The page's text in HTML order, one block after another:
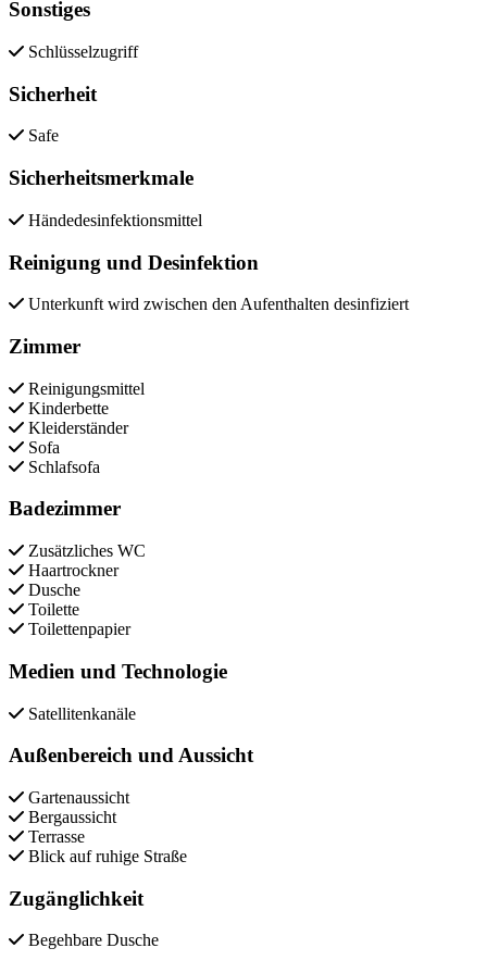
Sonstiges
Schlüsselzugriff
Sicherheit
Safe
Sicherheitsmerkmale
Händedesinfektionsmittel
Reinigung und Desinfektion
Unterkunft wird zwischen den Aufenthalten desinfiziert
Zimmer
Reinigungsmittel
Kinderbette
Kleiderständer
Sofa
Schlafsofa
Badezimmer
Zusätzliches WC
Haartrockner
Dusche
Toilette
Toilettenpapier
Medien und Technologie
Satellitenkanäle
Außenbereich und Aussicht
Gartenaussicht
Bergaussicht
Terrasse
Blick auf ruhige Straße
Zugänglichkeit
Begehbare Dusche